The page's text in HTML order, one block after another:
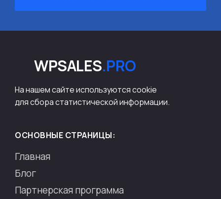
WPSALES.PRO
На нашем сайте используются cookie
для сбора статистической информации.
ОСНОВНЫЕ СТРАНИЦЫ:
Главная
Блог
Партнерская программа